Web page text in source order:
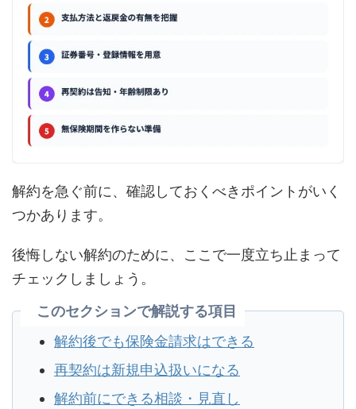
解約を急ぐ前に、確認しておくべきポイントがいく
つかあります。
後悔しない解約のために、ここで一度立ち止まって
チェックしましょう。
このセクションで解説する項目
解約後でも保険金請求はできる
再契約は新規申込扱いになる
解約前にできる相談・見直し